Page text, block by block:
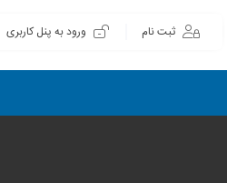
ثبت نام ورود به پنل کاربری